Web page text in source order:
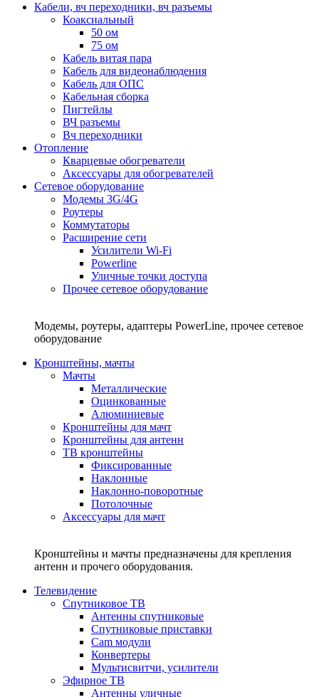
Кабели, вч переходники, вч разъемы
Коаксиальный
50 ом
75 ом
Кабель витая пара
Кабель для видеонаблюдения
Кабель для ОПС
Кабельная сборка
Пигтейлы
ВЧ разъемы
Вч переходники
Отопление
Кварцевые обогреватели
Аксессуары для обогревателей
Сетевое оборудование
Модемы 3G/4G
Роутеры
Коммутаторы
Расширение сети
Усилители Wi-Fi
Powerline
Уличные точки доступа
Прочее сетевое оборудование
Модемы, роутеры, адаптеры PowerLine, прочее сетевое
оборудование
Кронштейны, мачты
Мачты
Металлические
Оцинкованные
Алюминиевые
Кронштейны для мачт
Кронштейны для антенн
ТВ кронштейны
Фиксированные
Наклонные
Наклонно-поворотные
Потолочные
Аксессуары для мачт
Кронштейны и мачты предназначены для крепления
антенн и прочего оборудования.
Телевидение
Спутниковое ТВ
Антенны спутниковые
Спутниковые приставки
Cam модули
Конвертеры
Мультисвитчи, усилители
Эфирное ТВ
Антенны уличные